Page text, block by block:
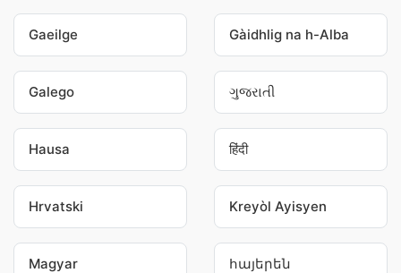
Gaeilge Gàidhlig na h-Alba
Galego ગુજરાતી
Hausa हिंदी
Hrvatski Kreyòl Ayisyen
Magyar հայերեն